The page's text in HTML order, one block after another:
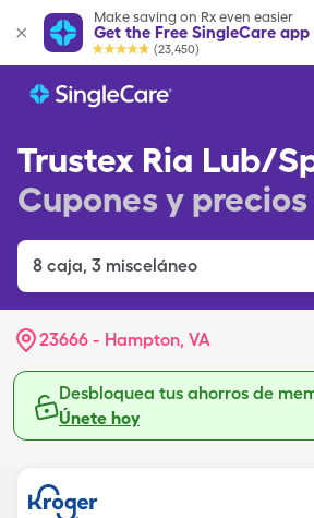
Make saving on Rx even easier
Get the Free SingleCare app
(23,450)
Trustex Ria Lub/
Cupones y precios
8 caja, 3 misceláneo
23666 - Hampton, VA
Desbloquea tus ahorros de
Únete hoy